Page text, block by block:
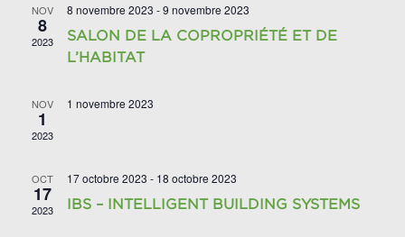
NOV
8
2023
8 novembre 2023 -9 novembre 2023
SALON DE LA COPROPRIÉTÉ ET DE
L’HABITAT
NOV
1
2023
1 novembre 2023
OCT
17
2023
17 octobre 2023 - 18 octobre 2023
IBS – INTELLIGENT BUILDING SYSTEMS